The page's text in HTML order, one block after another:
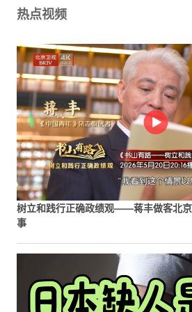
热点视频
树立和践行正确政绩观——蒋丰做客北
事